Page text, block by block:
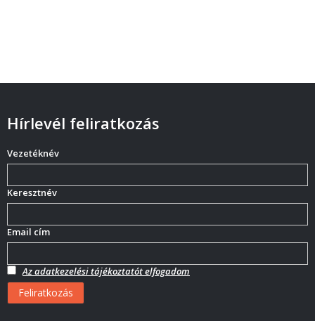
Hírlevél feliratkozás
Vezetéknév
Keresztnév
Email cím
Az adatkezelési tájékoztatót elfogadom